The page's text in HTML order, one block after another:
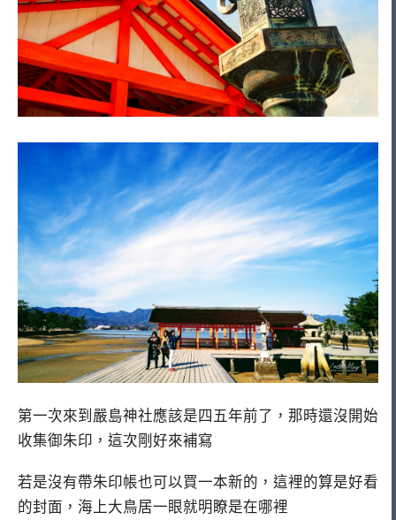
第一次來到嚴島神社應該是四五年前了，那時還沒開始
收集御朱印，這次剛好來補寫
若是沒有帶朱印帳也可以買一本新的，這裡的算是好看
的封面，海上大鳥居一眼就明瞭是在哪裡